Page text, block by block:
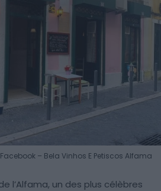
– Bela Vinhos E Petiscos Alfama
l’Alfama, un des plus célèbres